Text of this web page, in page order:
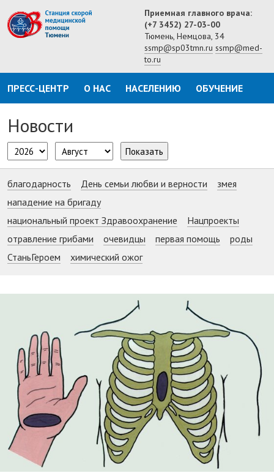
Приемная главного врача:
(+7 3452) 27-03-00
Тюмень, Немцова, 34
ssmp@sp03tmn.ru ssmp@med-
to.ru
ПРЕСС-ЦЕНТР О НАС НАСЕЛЕНИЮ ОБУЧЕНИЕ
Новости
Показать
благодарность День семьи любви и верности
змея
нападение на бригаду
национальный проект Здравоохранение
Нацпроекты
отравление грибами
очевидцы первая помощь
роды
СтаньГероем
химический ожог